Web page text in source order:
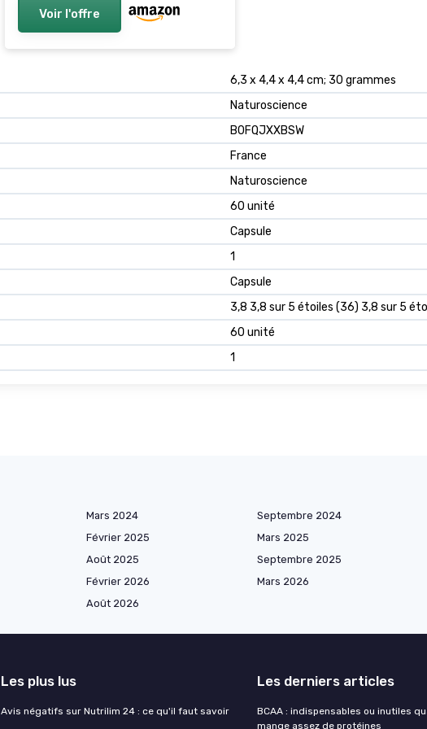
Voir l'offre
6,3 x 4,4 x 4,4 cm; 30 grammes
Naturoscience
B0FQJXXBSW
France
Naturoscience
60 unité
Capsule
1
Capsule
3,8 3,8 sur 5 étoiles (36) 3,8 sur 5
60 unité
1
Mars 2024
Septembre 2024
Février 2025
Mars 2025
Août 2025
Septembre 2025
Février 2026
Mars 2026
Août 2026
Les plus lus
Avis négatifs sur Nutrilim 24 : ce qu'il faut savoir
Les derniers articles
BCAA : indispensables ou inutiles
mange assez de protéines